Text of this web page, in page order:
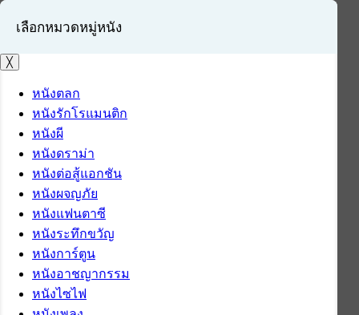
เข้าสู่ระบบ
สมัครสมาชิก
เลือกหมวดหมู่หนัง
╳
หนังตลก
หนังรักโรแมนติก
หนังผี
หนังดราม่า
หนังต่อสู้แอกชัน
หนังผจญภัย
หนังแฟนตาซี
หนังระทึกขวัญ
หนังการ์ตูน
หนังอาชญากรรม
หนังไซไฟ